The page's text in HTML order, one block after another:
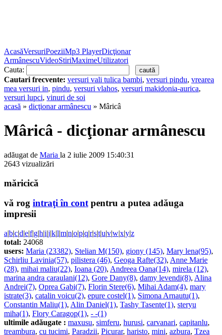
AcasăVersuriPoeziiMp3 PlayerDicţionar
ArmânescuVideoStiriMaximeUtilizatori
Cauta:
Cautari frecvente: versuri vali tulica bambi, versuri pindu, vrearea
mea versuri in, pindu, versuri vlahos, versuri makidonia-aurica,
versuri lupci, vinuri de soi
acasă » dicţionar armânescu » Mâricâ
Mâricâ - dicţionar armânescu
adăugat de Maria la 2 iulie 2009 15:40:31
2643 vizualizări
măricică
vă rog intraţi în contpentru a putea adăuga
impresii
a|b|c|d|e|f|g|h|i|j|k|l|m|n|o|p|q|r|s|t|u|v|w|x|y|z
total: 24068
users: Maria (23382), Stelian M(150), giony (145), Mary lena(95),
Schirliu Lavinia(57), pilistera (46), Geoga Rafte(32), Anne Marie
(28), mihai maliu(22), Ioana (20), Andreea Oana(14), mirela (12),
marina andra caraulani(12), Gore Dany(8), damy levendi(8), Alina
Andrei(7), Oprea Gabi(7), Florin Stere(6), Mihai Adam(4), mary
istrate(3), catalin voicu(2), epure costel(1), Simona Arnautu(1),
Constantin Maliu(1), Alin Daniel(1), Tashy Tasente(1), steryu
miha(1), Flory Caragop(1), - -(1)
ultimile adăugate : maxusu, simferu, hurusi, carvanari, capitanlu,
treambura, cu tucimi, Paradzii, Picurar, haristo, mini, azbura, Tzea